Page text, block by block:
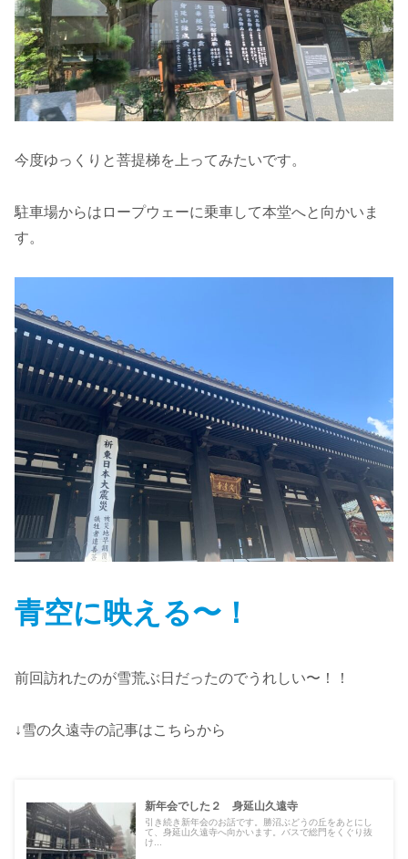
今度ゆっくりと菩提梯を上ってみたいです。
駐車場からはロープウェーに乗車して本堂へと向かいま
す。
青空に映える〜！
前回訪れたのが雪荒ぶ日だったのでうれしい〜！！
↓雪の久遠寺の記事はこちらから
新年会でした２ 身延山久遠寺
引き続き新年会のお話です。勝沼ぶどうの丘をあとにし
て、身延山久遠寺へ向かいます。バスで総門をくぐり抜
け...